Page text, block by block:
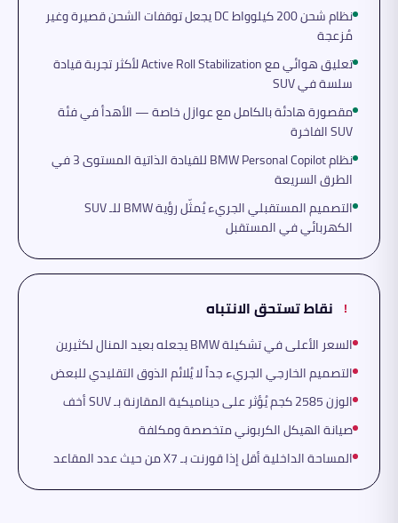
نظام شحن 200 كيلوواط DC يجعل توقفات الشحن قصيرة وغير
مُزعجة
تعليق هوائي مع Active Roll Stabilization لأكثر تجربة قيادة
سلسة في SUV
مقصورة هادئة بالكامل مع عوازل خاصة — الأهدأ في فئة
SUV الفاخرة
نظام BMW Personal Copilot للقيادة الذاتية المستوى 3 في
الطرق السريعة
التصميم المستقبلي الجريء يُمثّل رؤية BMW للـ SUV
الكهربائي في المستقبل
! نقاط تستحق الانتباه
السعر الأعلى في تشكيلة BMW يجعله بعيد المنال لكثيرين
التصميم الخارجي الجريء جداً لا يُلائم الذوق التقليدي للبعض
الوزن 2585 كجم يُؤثر على ديناميكية المقارنة بـ SUV أخف
صيانة الهيكل الكربوني متخصصة ومكلفة
المساحة الداخلية أقل إذا قورنت بـ X7 من حيث عدد المقاعد